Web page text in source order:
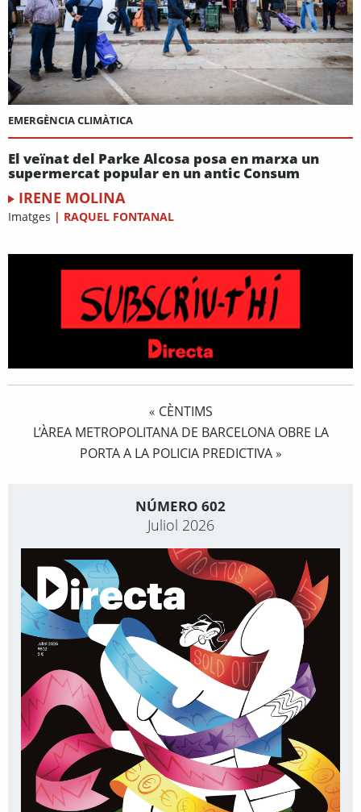
EMERGÈNCIA CLIMÀTICA
El veïnat del Parke Alcosa posa en marxa un
supermercat popular en un antic Consum
IRENE MOLINA
Imatges | RAQUEL FONTANAL
« CÈNTIMS
L’ÀREA METROPOLITANA DE BARCELONA OBRE LA
PORTA A LA POLICIA PREDICTIVA»
NÚMERO 602
Juliol 2026